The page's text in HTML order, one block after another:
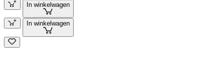
In winkelwagen
In winkelwagen